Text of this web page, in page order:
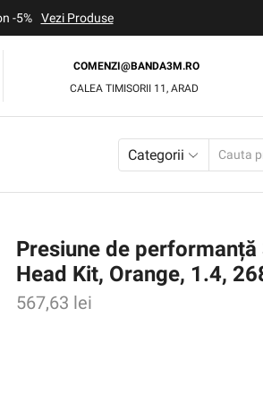
-5% Vezi Produse
COMENZI@BANDA3M.RO
CALEA TIMISORII 11, ARAD
Categorii
Presiune de
Head Kit, Orange, 1.4,
567,63 lei